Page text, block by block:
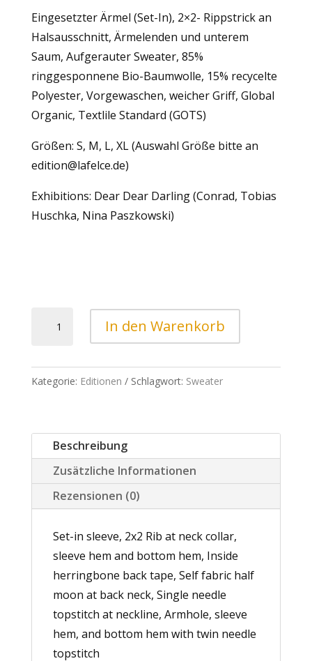
Eingesetzter Ärmel (Set-In), 2×2- Rippstrick an
Halsausschnitt, Ärmelenden und unterem
Saum, Aufgerauter Sweater, 85%
ringgesponnene Bio-Baumwolle, 15% recycelte
Polyester, Vorgewaschen, weicher Griff, Global
Organic, Textlile Standard (GOTS)
Größen: S, M, L, XL (Auswahl Größe bitte an
edition@lafelce.de)
Exhibitions: Dear Dear Darling (Conrad, Tobias
Huschka, Nina Paszkowski)
Sweater
In den Warenkorb
Kategorie: Editionen Schlagwort: Sweater
Beschreibung
Zusätzliche Informationen
Rezensionen (0)
Set-in sleeve, 2x2 Rib at neck collar,
sleeve hem and bottom hem, Inside
herringbone back tape, Self fabric half
moon at back neck, Single needle
topstitch at neckline, Armhole, sleeve
hem, and bottom hem with twin needle
topstitch